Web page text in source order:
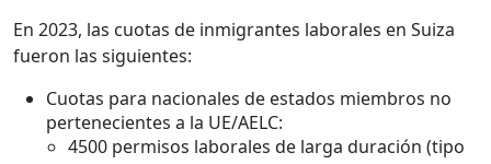
En 2023, las cuotas de inmigrantes laborales en Suiza
fueron las siguientes:
Cuotas para nacionales de estados miembros no
pertenecientes a la UE/AELC:
4500 permisos laborales de larga duración (tipo